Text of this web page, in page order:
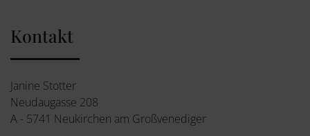
Kontakt
Janine Stotter
Neudaugasse 208
A - 5741 Neukirchen am Großvenediger